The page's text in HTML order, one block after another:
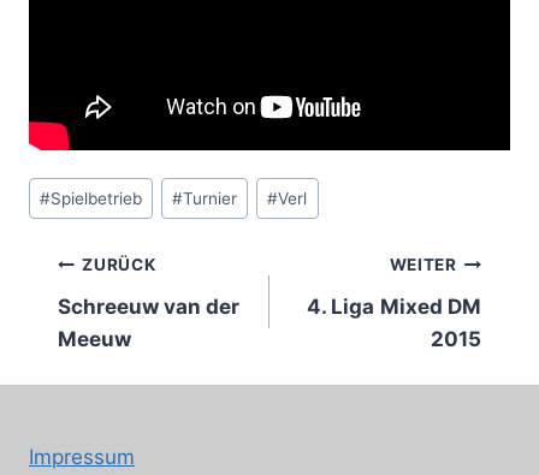
Schlagworte:
#Spielbetrieb #Turnier #Verl
Beitragsnavigation
ZURÜCK
Schreeuw van der
Meeuw
WEITER
4. Liga Mixed DM
2015
Impressum